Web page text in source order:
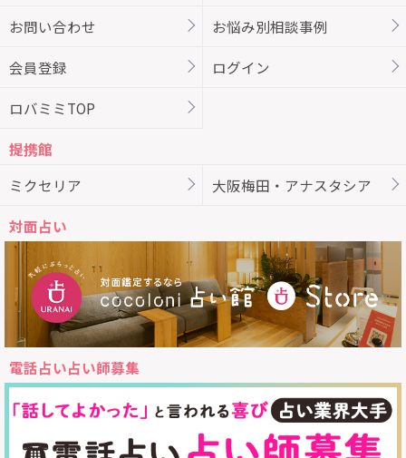
お問い合わせ お悩み別相談事例
会員登録 ログイン
ロバミミTOP
提携館
ミクセリア
大阪梅田・アナスタシア
対面占い
電話占い占い師募集